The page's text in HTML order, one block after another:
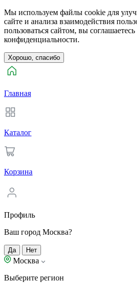
Мы используем файлы cookie для
сайте и анализа взаимодействия
пользоваться сайтом, вы
конфиденциальности.
Хорошо, спасибо
Главная
Каталог
Корзина
Профиль
Ваш город Москва?
Да Нет
Москва
Выберите регион